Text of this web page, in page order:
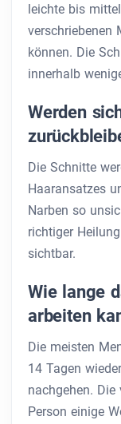
leichte bis
verschriebenen
können. Die
innerhalb
Werden
Die Schnitte
Haaransatzes
Narben so
richtiger
sichtbar.
Wie lange
arbeiten
Die meisten
14 Tagen
nachgehen.
Person einige